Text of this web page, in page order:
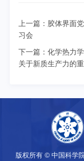
上一篇： 胶体界面
习会
下一篇： 化学热力
关于新质生产力的
版权所有 © 中国科学